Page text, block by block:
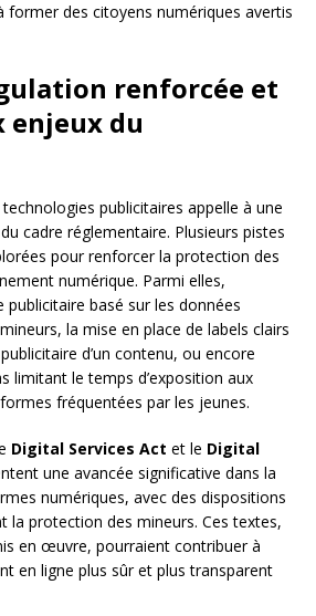
former des citoyens numériques avertis
renforcée et
enjeux du
publicitaires appelle à une
cadre réglementaire. Plusieurs pistes
pour renforcer la protection des
numérique. Parmi elles,
publicitaire basé sur les données
la mise en place de labels clairs
d’un contenu, ou encore
limitant le temps d’exposition aux
fréquentées par les jeunes.
Digital Services Act et le Digital
une avancée significative dans la
numériques, avec des dispositions
la protection des mineurs. Ces textes,
en œuvre, pourraient contribuer à
en ligne plus sûr et plus transparent